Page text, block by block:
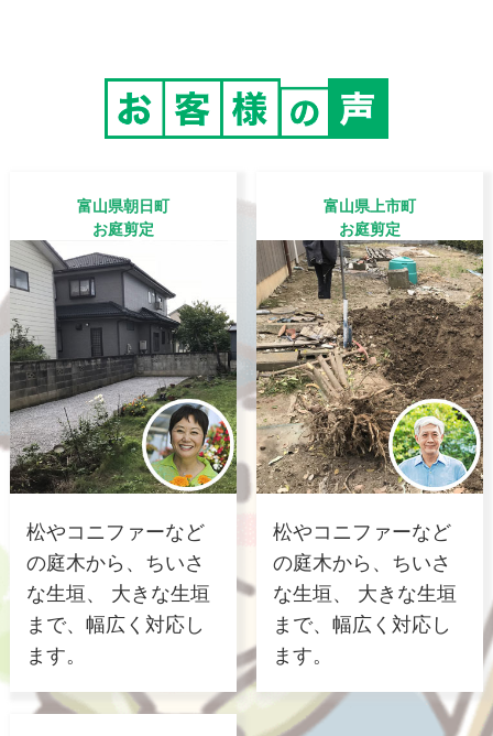
富山県朝日町
お庭剪定
松やコニファーなど
の庭木から、ちいさ
な生垣、 大きな生垣
まで、幅広く対応し
ます。
富山県上市町
お庭剪定
松やコニファーなど
の庭木から、ちいさ
な生垣、 大きな生垣
まで、幅広く対応し
ます。